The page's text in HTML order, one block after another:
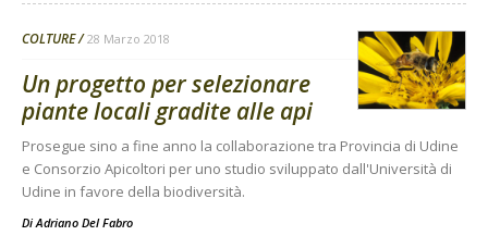
COLTURE 28 Marzo 2018
Un progetto per selezionare
piante locali gradite alle api
Prosegue sino a fine anno la collaborazione tra Provincia di Udine
e Consorzio Apicoltori per uno studio sviluppato dall'Università di
Udine in favore della biodiversità.
DiAdriano Del Fabro